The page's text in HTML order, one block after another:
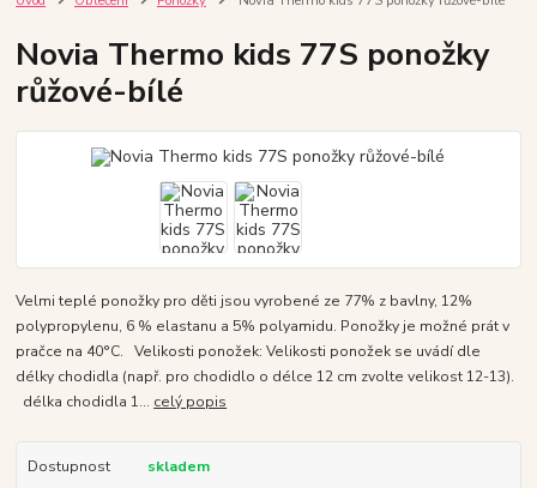
Novia Thermo kids 77S ponožky
růžové-bílé
Velmi teplé ponožky pro děti jsou vyrobené ze 77% z bavlny, 12%
polypropylenu, 6 % elastanu a 5% polyamidu. Ponožky je možné prát v
pračce na 40°C. Velikosti ponožek: Velikosti ponožek se uvádí dle
délky chodidla (např. pro chodidlo o délce 12 cm zvolte velikost 12-13).
délka chodidla 1... celý popis
Dostupnost
skladem